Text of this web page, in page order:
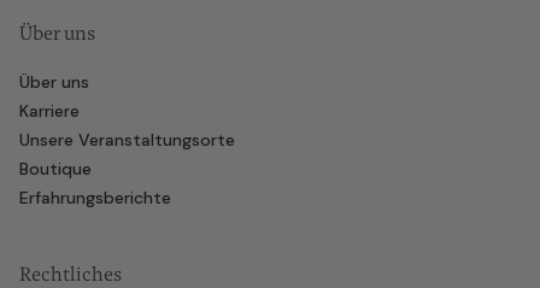
Über uns
Über uns
Karriere
Unsere Veranstaltungsorte
Boutique
Erfahrungsberichte
Rechtliches